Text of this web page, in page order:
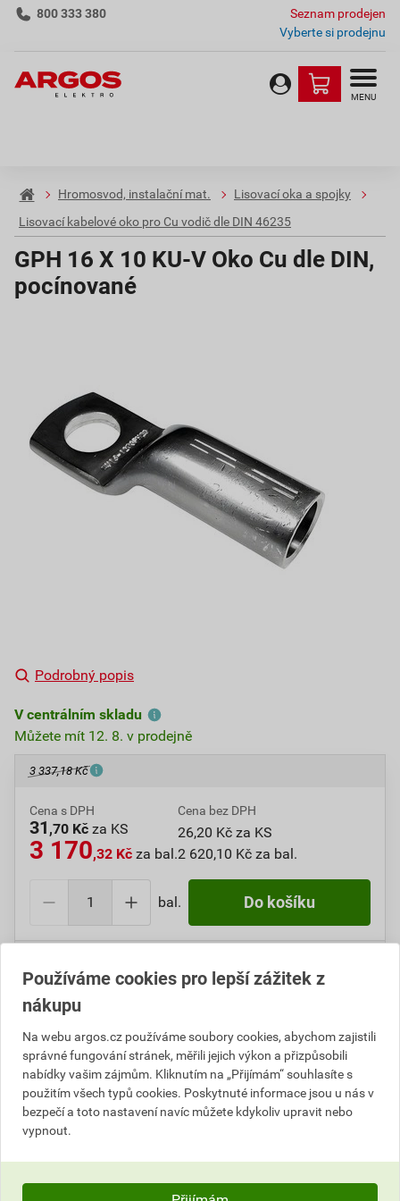
800 333 380
Seznam prodejen
Vyberte si prodejnu
MENU
Hromosvod, instalační mat.
Lisovací oka a spojky
Lisovací kabelové oko pro Cu vodič dle DIN 46235
GPH 16 X 10 KU-V Oko Cu dle DIN,
pocínované
Podrobný popis
V centrálním skladu
Můžete mít 12. 8. v prodejně
3 337,18 Kč
Cena s DPH
31 ,70 Kč za KS
3 170,32 Kč za bal.
Cena bez DPH
26,20 Kč za KS
2 620,10 Kč za bal.
bal. Do košíku
DPH (2 620,10Kčbez DPH).
Číslo položky:
Výrobky značky:GPH
Popis
GPH 16 X 10 KU-V Oko Cu dle DIN, pocínované
Používáme cookies pro lepší zážitek z
nákupu
Na webu argos.cz používáme soubory cookies, abychom zajistili
správné fungování stránek, měřili jejich výkon a přizpůsobili
nabídky vašim zájmům. Kliknutím na „Přijímám“ souhlasíte s
použitím všech typů cookies. Poskytnuté informace jsou u nás v
bezpečí a toto nastavení navíc můžete kdykoliv upravit nebo
vypnout.